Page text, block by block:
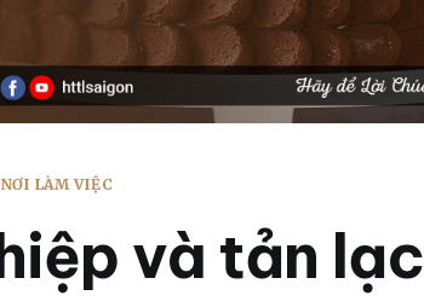
LÀM VIỆC
và tản lạc